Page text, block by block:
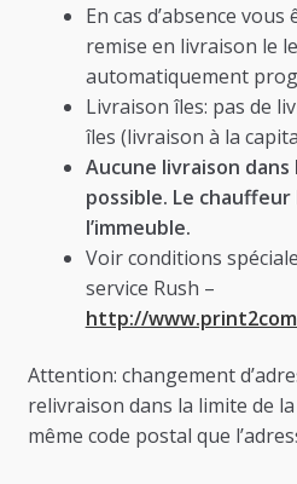
En cas d’absence
remise en livraison le
automatiquement
Livraison îles: pas de
îles (livraison à la
Aucune livraison dans
possible. Le
l’immeuble.
Voir conditions
service Rush –
http://
Attention: changement
relivraison dans la limite de
même code postal que